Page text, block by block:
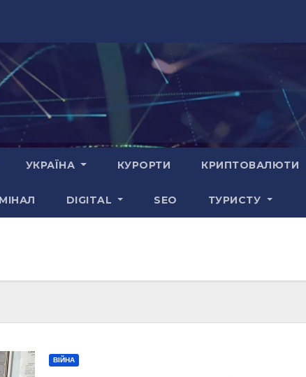
УКРАЇНА КУРОРТИ КРИПТОВАЛЮТИ
DIGITAL SEO ТУРИСТУ
ВІЙНА